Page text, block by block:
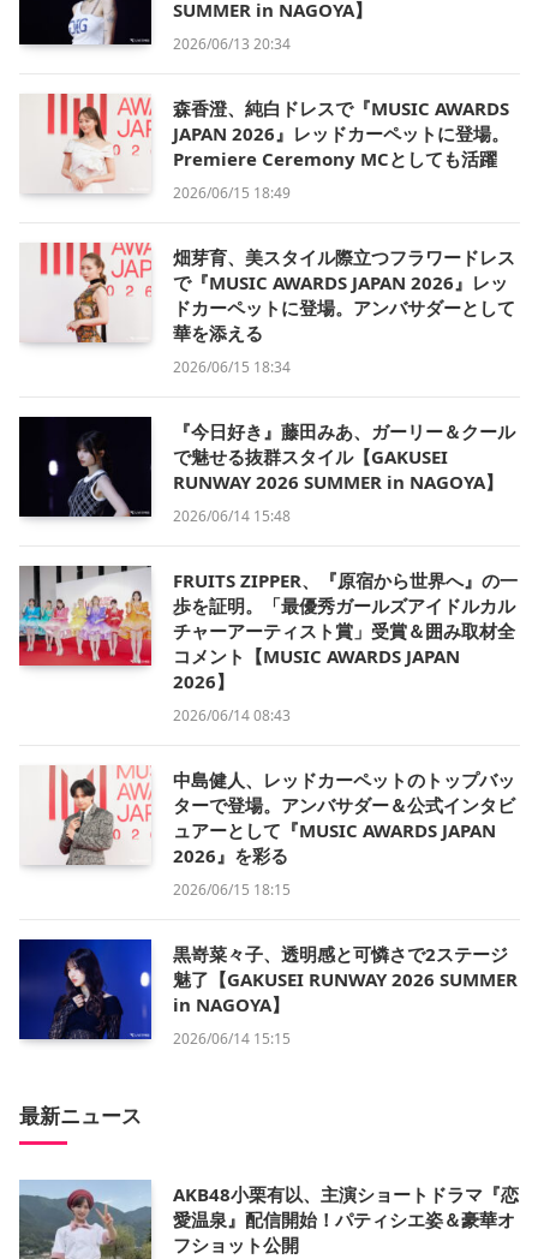
SUMMER in NAGOYA】
2026/06/13 20:34
森香澄、純白ドレスで『MUSIC AWARDS
JAPAN 2026』レッドカーペットに登場。
Premiere Ceremony MCとしても活躍
2026/06/15 18:49
畑芽育、美スタイル際立つフラワードレス
で『MUSIC AWARDS JAPAN 2026』レッ
ドカーペットに登場。アンバサダーとして
華を添える
2026/06/15 18:34
『今日好き』藤田みあ、ガーリー＆クール
で魅せる抜群スタイル【GAKUSEI
RUNWAY 2026 SUMMER in NAGOYA】
2026/06/14 15:48
FRUITS ZIPPER、『原宿から世界へ』の一
歩を証明。「最優秀ガールズアイドルカル
チャーアーティスト賞」受賞＆囲み取材全
コメント【MUSIC AWARDS JAPAN
2026】
2026/06/14 08:43
中島健人、レッドカーペットのトップバッ
ターで登場。アンバサダー＆公式インタビ
ュアーとして『MUSIC AWARDS JAPAN
2026』を彩る
2026/06/15 18:15
黒嵜菜々子、透明感と可憐さで2ステージ
魅了【GAKUSEI RUNWAY 2026 SUMMER
in NAGOYA】
2026/06/14 15:15
最新ニュース
AKB48小栗有以、主演ショートドラマ『恋
愛温泉』配信開始！パティシエ姿＆豪華オ
フショット公開